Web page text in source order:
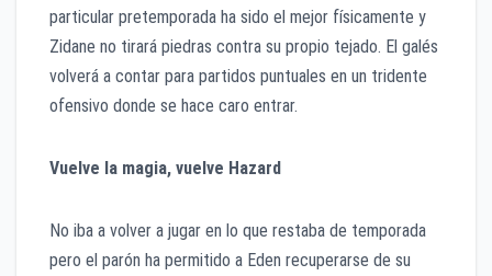
particular pretemporada ha sido el mejor físicamente y
Zidane no tirará piedras contra su propio tejado. El galés
volverá a contar para partidos puntuales en un tridente
ofensivo donde se hace caro entrar.
Vuelve la magia, vuelve Hazard
No iba a volver a jugar en lo que restaba de temporada
pero el parón ha permitido a Eden recuperarse de su